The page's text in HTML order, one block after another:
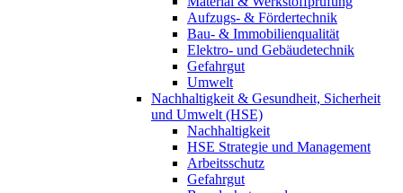
Aufzugs- & Fördertechnik
Bau- & Immobilienqualität
Elektro- und Gebäudetechnik
Gefahrgut
Umwelt
Nachhaltigkeit & Gesundheit, Sicherheit
und Umwelt (HSE)
Nachhaltigkeit
HSE Strategie und Management
Arbeitsschutz
Gefahrgut